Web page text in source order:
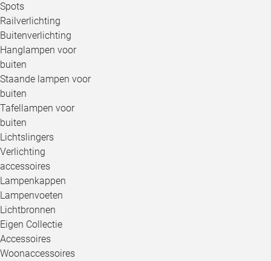
Spots
Railverlichting
Buitenverlichting
Hanglampen voor
buiten
Staande lampen voor
buiten
Tafellampen voor
buiten
Lichtslingers
Verlichting
accessoires
Lampenkappen
Lampenvoeten
Lichtbronnen
Eigen Collectie
Accessoires
Woonaccessoires